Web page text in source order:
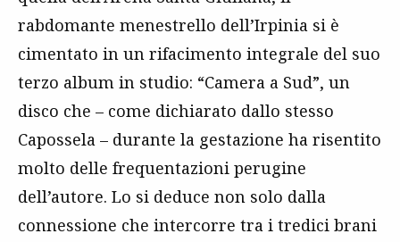
rabdomante menestrello dell’Irpinia si è
cimentato in un rifacimento integrale del suo
terzo album in studio: “Camera a Sud”, un
disco che – come dichiarato dallo stesso
Capossela – durante la gestazione ha risentito
molto delle frequentazioni perugine
dell’autore. Lo si deduce non solo dalla
connessione che intercorre tra i tredici brani